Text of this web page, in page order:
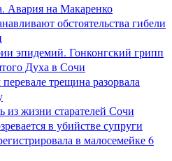
Авария на Макаренко
обстоятельства гибели
эпидемий. Гонконгский грипп
Духа в Сочи
трещина разорвала
из жизни старателей Сочи
в убийстве супруги
в малосемейке 6